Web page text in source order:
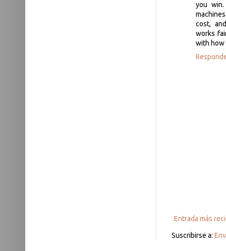
you
cost,
works
with how
Entrada más
Suscribirse a: